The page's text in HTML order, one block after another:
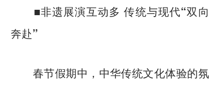
■非遗展演互动多 传统与现代“双向
奔赴”
春节假期中，中华传统文化体验的氛